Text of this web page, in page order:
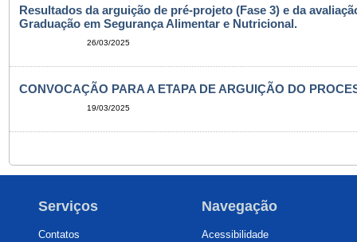
Resultados da arguição de pré-projeto (Fase 3) e da
Graduação em Segurança Alimentar e Nutricional.
26/03/2025
CONVOCAÇÃO PARA A ETAPA DE ARGUIÇÃO DO
19/03/2025
Serviços
Contatos
Navegação
Acessibilidade